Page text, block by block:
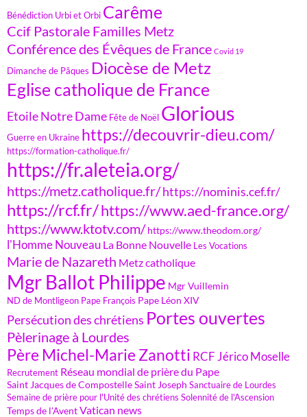
Bénédiction Urbi et Orbi Carême
Ccif Pastorale Familles Metz
Conférence des Évêques de France Covid 19
Dimanche de Pâques Diocèse de Metz
Eglise catholique de France
Etoile Notre Dame Fête de Noël Glorious
Guerre en Ukraine https://decouvrir-dieu.com/
https://formation-catholique.fr/
https://fr.aleteia.org/
https://metz.catholique.fr/https://nominis.cef.fr/
https://rcf.fr/https://www.aed-france.org/
https://www.ktotv.com/ https://www.theodom.org/
l'Homme Nouveau La Bonne Nouvelle Les Vocations
Marie de Nazareth Metz catholique
Mgr Ballot Philippe Mgr Vuillemin
ND de Montligeon Pape François Pape Léon XIV
Persécution des chrétiens Portes ouvertes
Pèlerinage à Lourdes
Père Michel-Marie Zanotti RCF Jérico Moselle
Recrutement Réseau mondial de prière du Pape
Saint Jacques de CompostelleSaint Joseph Sanctuaire de Lourdes
Semaine de prière pour l'Unité des chrétiens Solennité de l'Ascension
Temps de l'AventVatican news